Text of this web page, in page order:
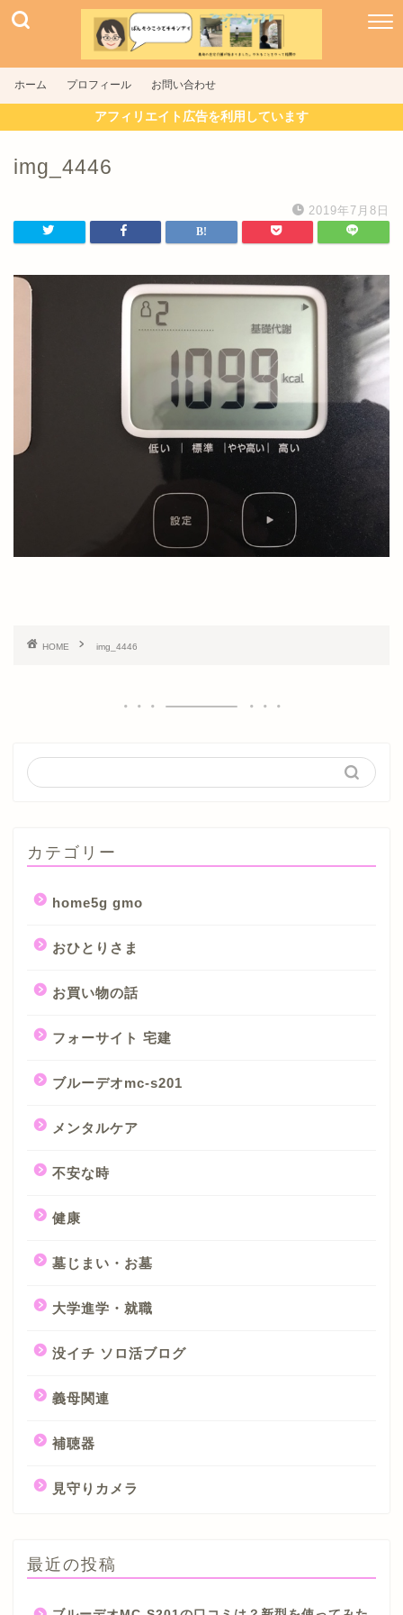
ホーム プロフィール お問い合わせ
アフィリエイト広告を利用しています
img_4446
2019年7月8日
HOME img_4446
カテゴリー
home5g gmo
おひとりさま
お買い物の話
フォーサイト 宅建
ブルーデオmc-s201
メンタルケア
不安な時
健康
墓じまい・お墓
大学進学・就職
没イチ ソロ活ブログ
義母関連
補聴器
見守りカメラ
最近の投稿